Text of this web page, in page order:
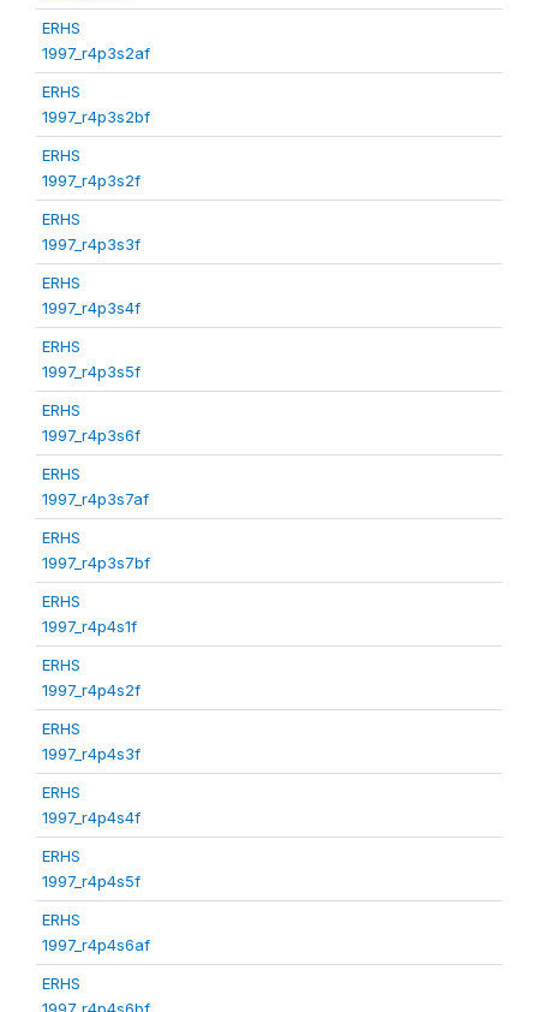
ERHS
1997_r4p3s2af
ERHS
1997_r4p3s2bf
ERHS
1997_r4p3s2f
ERHS
1997_r4p3s3f
ERHS
1997_r4p3s4f
ERHS
1997_r4p3s5f
ERHS
1997_r4p3s6f
ERHS
1997_r4p3s7af
ERHS
1997_r4p3s7bf
ERHS
1997_r4p4s1f
ERHS
1997_r4p4s2f
ERHS
1997_r4p4s3f
ERHS
1997_r4p4s4f
ERHS
1997_r4p4s5f
ERHS
1997_r4p4s6af
ERHS
1997_r4p4s6bf